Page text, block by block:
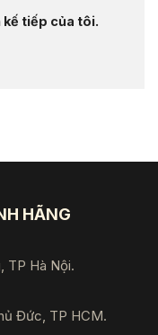
kế tiếp của tôi.
HÃNG
TP Hà Nội.
Đức, TP HCM.